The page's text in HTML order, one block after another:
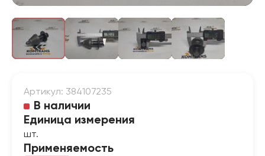
Артикул: 384107235
В наличии
Единица измерения
шт.
Применяемость